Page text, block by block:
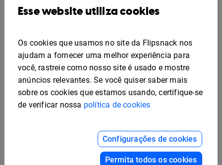
Exemplo de calendário
Esse website utiliza cookies
Os cookies que usamos no site da Flipsnack nos
ajudam a fornecer uma melhor experiência para
você, rastreie como nosso site é usado e mostre
anúncios relevantes. Se você quiser saber mais
sobre os cookies que estamos usando, certifique-se
de verificar nossa política de cookies
Configurações de cookies
Permita todos os cookies